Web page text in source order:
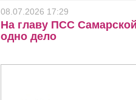
08.07.2026 17:29
На главу ПСС
одно дело